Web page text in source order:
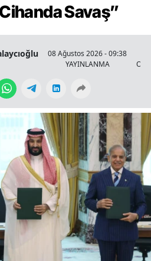
Savaş”
08 Ağustos 2026 - 09:38
YAYINLANMA